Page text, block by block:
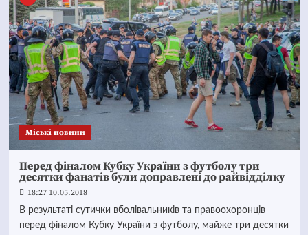
Mіські новини
Перед фіналом Кубку України з футболу три
десятки фанатів були доправлені до райвідділку
18:27 10.05.2018
В результаті сутички вболівальників та правоохоронців
перед фіналом Кубку України з футболу, майже три десятки